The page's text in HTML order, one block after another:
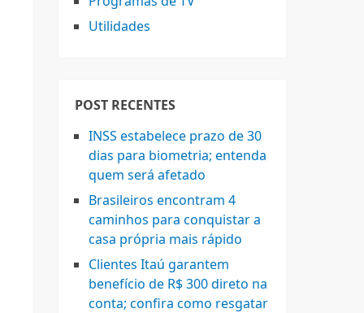
Utilidades
POST RECENTES
INSS estabelece prazo de 30
dias para biometria; entenda
quem será afetado
Brasileiros encontram 4
caminhos para conquistar a
casa própria mais rápido
Clientes Itaú garantem
benefício de R$ 300 direto na
conta; confira como resgatar